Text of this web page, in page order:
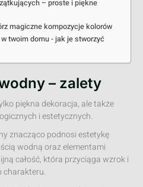
– proste i piękne
magiczne kompozycje kolorów
twoim domu - jak je stworzyć
– zalety
piękna dekoracja, ale także
i estetycznych.
znacząco podnosi estetykę
wodną oraz elementami
całość, która przyciąga wzrok i
charakteru.